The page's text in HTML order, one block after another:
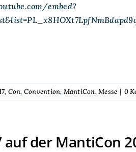
embed?
, Con, Convention, MantiCon,Messe | 0
auf der MantiCon